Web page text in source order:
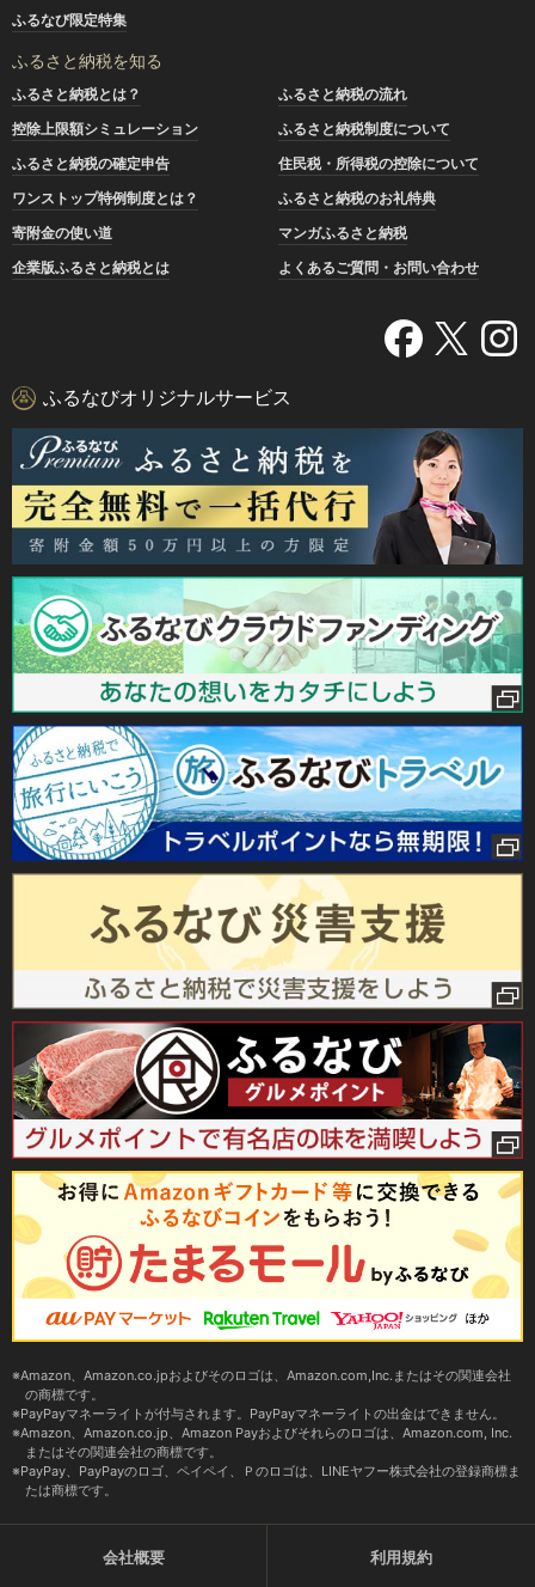
ふるなび限定特集
ふるさと納税を知る
ふるさと納税とは？
ふるさと納税の流れ
控除上限額シミュレーション
ふるさと納税制度について
ふるさと納税の確定申告
住民税・所得税の控除について
ワンストップ特例制度とは？
ふるさと納税のお礼特典
寄附金の使い道
マンガふるさと納税
企業版ふるさと納税とは
よくあるご質問・お問い合わせ
ふるなびオリジナルサービス
Amazon、Amazon.co.jpおよびそのロゴは、Amazon.com,Inc.またはその関連会社
の商標です。
PayPayマネーライトが付与されます。PayPayマネーライトの出金はできません。
Amazon、Amazon.co.jp、Amazon Payおよびそれらのロゴは、Amazon.com, Inc.
またはその関連会社の商標です。
PayPay、PayPayのロゴ、ペイペイ、Ｐのロゴは、LINEヤフー株式会社の登録商標ま
たは商標です。
会社概要 利用規約